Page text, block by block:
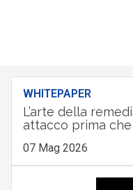
WHITEPAPER
L’arte della
attacco prima
07 Mag 2026